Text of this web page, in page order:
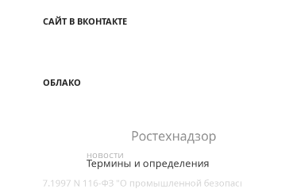
САЙТ В ВКОНТАКТЕ
ОБЛАКО